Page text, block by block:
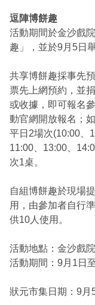
逗陣博餅趣
活動期間於金沙戲
趣」，並於9月5日
共享博餅趣採事先
票先上網預約，並
或收據，即可報名
動官網開放報名；
平日2場次(10:00、
11:00、13:00、
次1桌。
自組博餅趣於現場
用，由參加者自行
供10人使用。
活動地點：金沙戲院
活動期間：9月1日
狀元市集日期：9月